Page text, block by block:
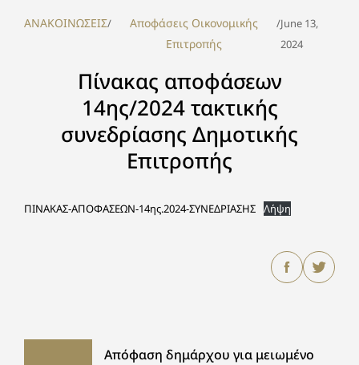
ΑΝΑΚΟΙΝΩΣΕΙΣ/
Αποφάσεις Οικονομικής
Επιτροπής
/June 13,
2024
Πίνακας αποφάσεων
14ης/2024 τακτικής
συνεδρίασης Δημοτικής
Επιτροπής
ΠΙΝΑΚΑΣ-ΑΠΟΦΑΣΕΩΝ-14ης.2024-ΣΥΝΕΔΡΙΑΣΗΣ Λήψη
Απόφαση δημάρχου για μειωμένο